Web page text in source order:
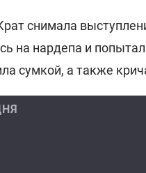
снимала
на нардепа и
сумкой, а также